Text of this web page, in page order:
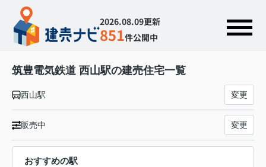
2026.08.09更新
851件公開中
筑豊電気鉄道 西山駅の建売住宅一覧
西山駅 変更
販売中 変更
おすすめの駅